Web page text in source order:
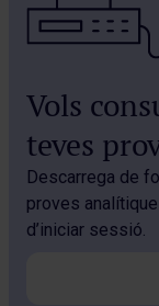
Vols
teves
Descarrega de
proves
d’iniciar sessió.